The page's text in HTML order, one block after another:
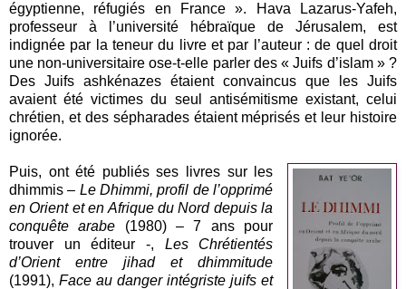
égyptienne, réfugiés en France ». Hava Lazarus-Yafeh,
professeur à l’université hébraïque de Jérusalem, est
indignée par la teneur du livre et par l’auteur : de quel droit
une non-universitaire ose-t-elle parler des « Juifs d’islam » ?
Des Juifs ashkénazes étaient convaincus que les Juifs
avaient été victimes du seul antisémitisme existant, celui
chrétien, et des sépharades étaient méprisés et leur histoire
ignorée.
Puis, ont été publiés ses livres sur les
dhimmis – Le Dhimmi, profil de l’opprimé
en Orient et en Afrique du Nord depuis la
conquête arabe (1980) – 7 ans pour
trouver un éditeur -, Les Chrétientés
d’Orient entre jihad et dhimmitude
(1991),Face au danger intégriste juifs et